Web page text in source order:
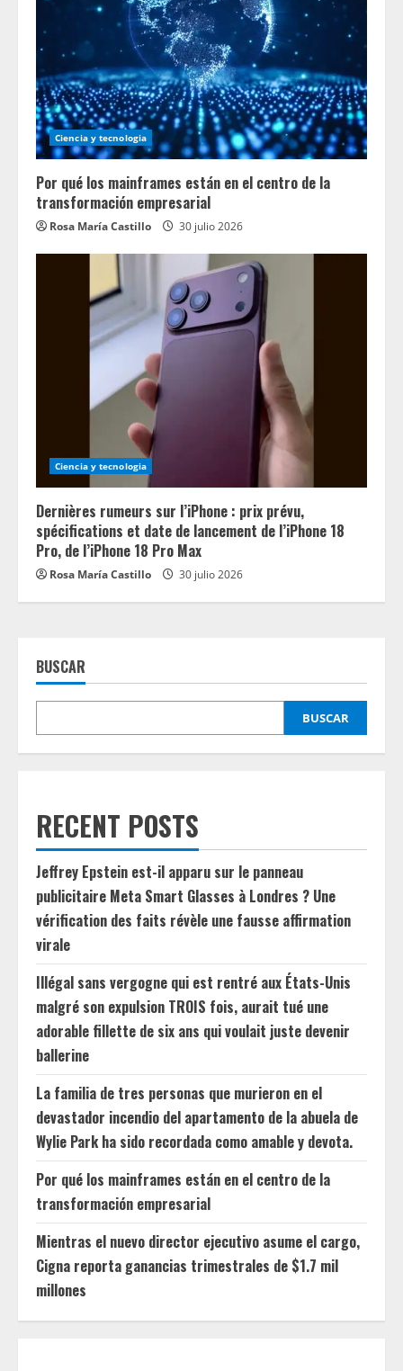
Ciencia y tecnologia
Por qué los mainframes están en el centro de la
transformación empresarial
Rosa María Castillo 30 julio 2026
Ciencia y tecnologia
Dernières rumeurs sur l’iPhone : prix prévu,
spécifications et date de lancement de l’iPhone 18
Pro, de l’iPhone 18 Pro Max
Rosa María Castillo 30 julio 2026
BUSCAR
BUSCAR
RECENT POSTS
Jeffrey Epstein est-il apparu sur le panneau
publicitaire Meta Smart Glasses à Londres ? Une
vérification des faits révèle une fausse affirmation
virale
Illégal sans vergogne qui est rentré aux États-Unis
malgré son expulsion TROIS fois, aurait tué une
adorable fillette de six ans qui voulait juste devenir
ballerine
La familia de tres personas que murieron en el
devastador incendio del apartamento de la abuela de
Wylie Park ha sido recordada como amable y devota.
Por qué los mainframes están en el centro de la
transformación empresarial
Mientras el nuevo director ejecutivo asume el cargo,
Cigna reporta ganancias trimestrales de $1.7 mil
millones